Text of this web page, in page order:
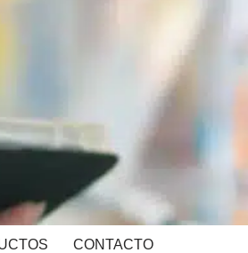
CONTACTO